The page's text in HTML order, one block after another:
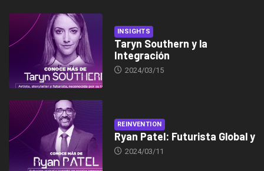
INSIGHTS
Taryn Southern y la
Integración
2024/03/15
REINVENTION
Ryan Patel: Futurista Global y
2024/03/11